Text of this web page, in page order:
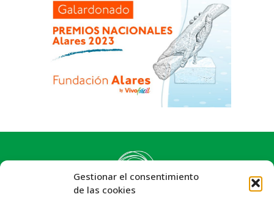
Gestionar el consentimiento
de las cookies